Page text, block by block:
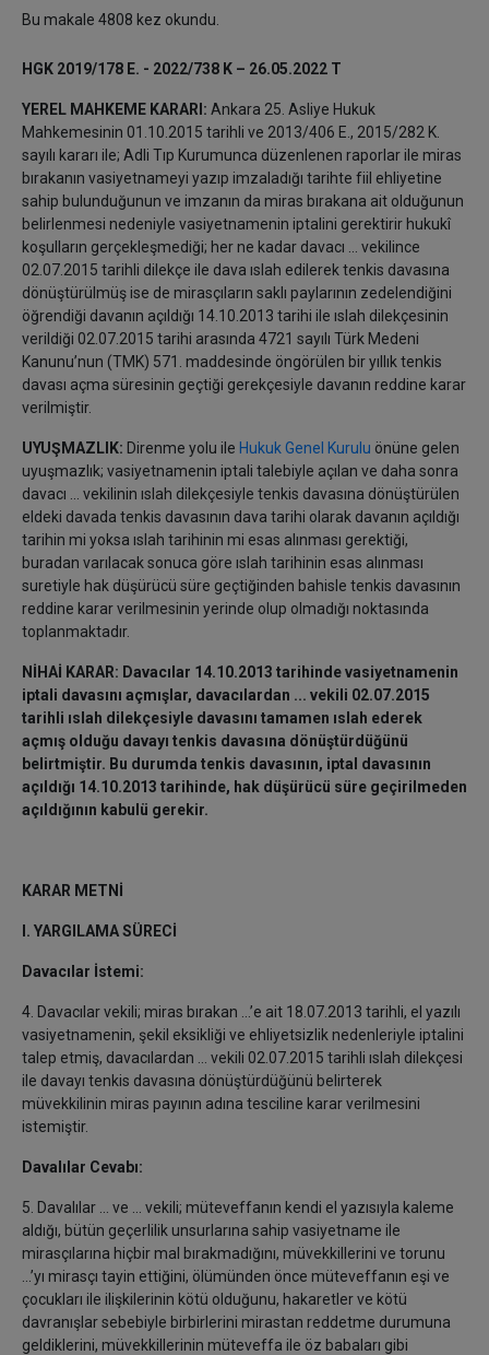
Bu makale 4808 kez okundu.
HGK 2019/178 E. - 2022/738 K – 26.05.2022 T
YEREL MAHKEME KARARI: Ankara 25. Asliye Hukuk
Mahkemesinin 01.10.2015 tarihli ve 2013/406 E., 2015/282 K.
sayılı kararı ile; Adli Tıp Kurumunca düzenlenen raporlar ile miras
bırakanın vasiyetnameyi yazıp imzaladığı tarihte fiil ehliyetine
sahip bulunduğunun ve imzanın da miras bırakana ait olduğunun
belirlenmesi nedeniyle vasiyetnamenin iptalini gerektirir hukukî
koşulların gerçekleşmediği; her ne kadar davacı ... vekilince
02.07.2015 tarihli dilekçe ile dava ıslah edilerek tenkis davasına
dönüştürülmüş ise de mirasçıların saklı paylarının zedelendiğini
öğrendiği davanın açıldığı 14.10.2013 tarihi ile ıslah dilekçesinin
verildiği 02.07.2015 tarihi arasında 4721 sayılı Türk Medeni
Kanunu’nun (TMK) 571. maddesinde öngörülen bir yıllık tenkis
davası açma süresinin geçtiği gerekçesiyle davanın reddine karar
verilmiştir.
UYUŞMAZLIK: Direnme yolu ile Hukuk Genel Kurulu önüne gelen
uyuşmazlık; vasiyetnamenin iptali talebiyle açılan ve daha sonra
davacı ... vekilinin ıslah dilekçesiyle tenkis davasına dönüştürülen
eldeki davada tenkis davasının dava tarihi olarak davanın açıldığı
tarihin mi yoksa ıslah tarihinin mi esas alınması gerektiği,
buradan varılacak sonuca göre ıslah tarihinin esas alınması
suretiyle hak düşürücü süre geçtiğinden bahisle tenkis davasının
reddine karar verilmesinin yerinde olup olmadığı noktasında
toplanmaktadır.
NİHAİ KARAR: Davacılar 14.10.2013 tarihinde vasiyetnamenin
iptali davasını açmışlar, davacılardan ... vekili 02.07.2015
tarihli ıslah dilekçesiyle davasını tamamen ıslah ederek
açmış olduğu davayı tenkis davasına dönüştürdüğünü
belirtmiştir. Bu durumda tenkis davasının, iptal davasının
açıldığı 14.10.2013 tarihinde, hak düşürücü süre geçirilmeden
açıldığının kabulü gerekir.
KARAR METNİ
I. YARGILAMA SÜRECİ
Davacılar İstemi:
4. Davacılar vekili; miras bırakan ...’e ait 18.07.2013 tarihli, el yazılı
vasiyetnamenin, şekil eksikliği ve ehliyetsizlik nedenleriyle iptalini
talep etmiş, davacılardan ... vekili 02.07.2015 tarihli ıslah dilekçesi
ile davayı tenkis davasına dönüştürdüğünü belirterek
müvekkilinin miras payının adına tesciline karar verilmesini
istemiştir.
Davalılar Cevabı:
5. Davalılar ... ve ... vekili; müteveffanın kendi el yazısıyla kaleme
aldığı, bütün geçerlilik unsurlarına sahip vasiyetname ile
mirasçılarına hiçbir mal bırakmadığını, müvekkillerini ve torunu
...’yı mirasçı tayin ettiğini, ölümünden önce müteveffanın eşi ve
çocukları ile ilişkilerinin kötü olduğunu, hakaretler ve kötü
davranışlar sebebiyle birbirlerini mirastan reddetme durumuna
geldiklerini, müvekkillerinin müteveffa ile öz babaları gibi